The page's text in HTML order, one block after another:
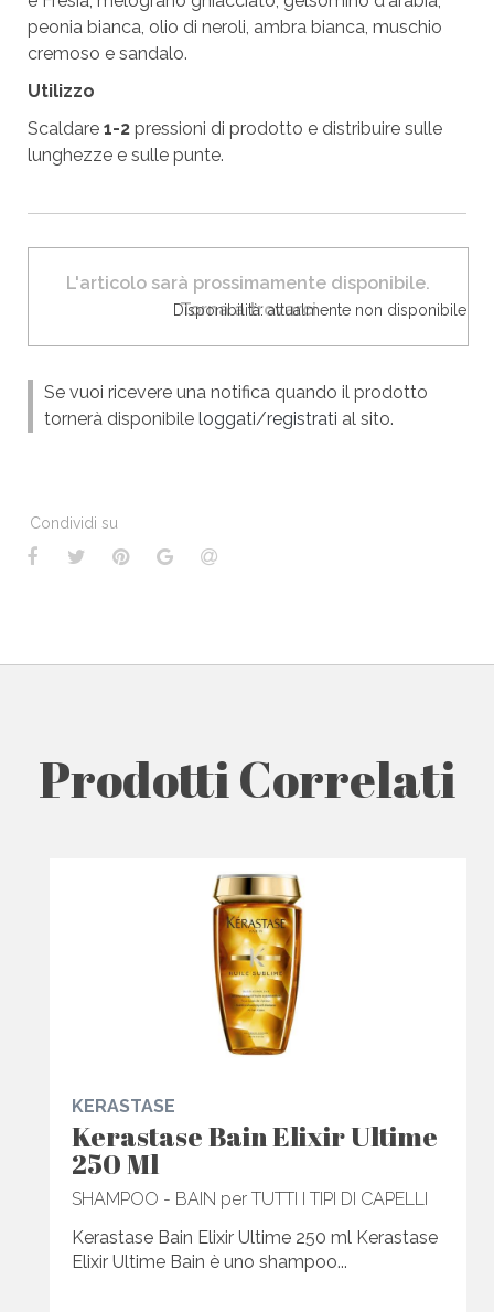
peonia bianca, olio di neroli, ambra bianca, muschio
cremoso e sandalo.
Utilizzo
Scaldare 1-2 pressioni di prodotto e distribuire sulle
lunghezze e sulle punte.
L'articolo sarà prossimamente disponibile.
Torna a trovarci
Disponibilità: attualmente non disponibile
Se vuoi ricevere una notifica quando il prodotto
tornerà disponibile loggati/registrati al sito.
Condividi su
Prodotti Correlati
KERASTASE
Kerastase Bain Elixir Ultime
250 Ml
SHAMPOO - BAIN per TUTTI I TIPI DI CAPELLI
Kerastase Bain Elixir Ultime 250 ml Kerastase
Elixir Ultime Bain è uno shampoo...